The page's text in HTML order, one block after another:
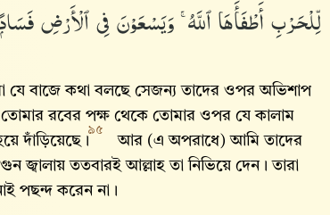
لِّلْحَرْبِ أَطْفَأَهَا ٱللَّهُ ۚ وَيَسْعَوْنَ فِى ٱلْأَرْضِ
যে বাজে কথা বলছে সেজন্য তাদের ওপর অভিশাপ
রবের পক্ষ থেকে তোমার ওপর যে কালাম
দাঁড়িয়েছে।
৯৫
আর (এ অপরাধে) আমি তাদের
জ্বালায় ততবারই আল্লাহ তা নিভিয়ে দেন। তারা
পছন্দ করেন না।